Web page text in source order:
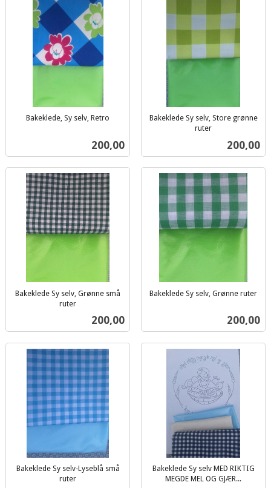
Bakeklede, Sy selv, Retro
Pris
200,00
Bakeklede Sy selv, Store grønne
ruter
Pris
200,00
Bakeklede Sy selv, Grønne små
ruter
Pris
200,00
Bakeklede Sy selv, Grønne ruter
Pris
200,00
Bakeklede Sy selv-Lyseblå små
ruter
Bakeklede Sy selv MED RIKTIG
MEGDE MEL OG GJÆR...